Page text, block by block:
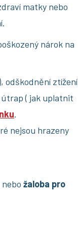
matky nebo
nárok na
odškodnění ztížení
( jak uplatnit
.
nejsou hrazeny
nebo žaloba pro